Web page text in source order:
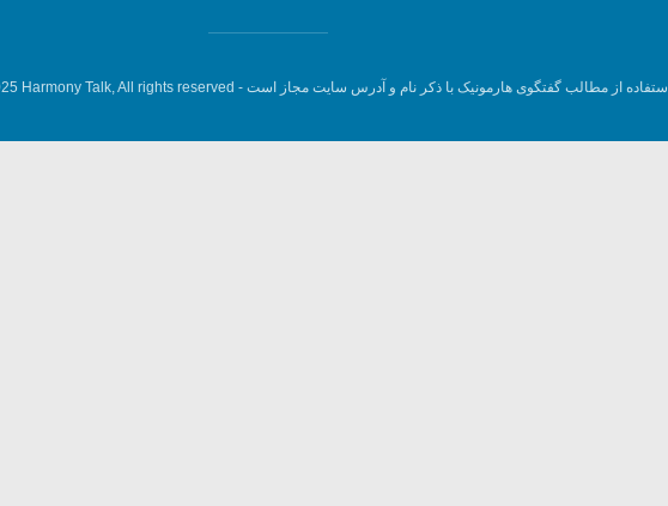
استفاده از مطالب گفتگوی هارمونیک با ذکر نام و آدرس سایت مجاز است - Harmony Talk, All rights reserved.